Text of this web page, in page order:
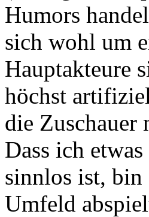
Humors
sich wohl um
Hauptakteure
höchst
die Zuschauer
Dass ich
sinnlos ist, bin
Umfeld